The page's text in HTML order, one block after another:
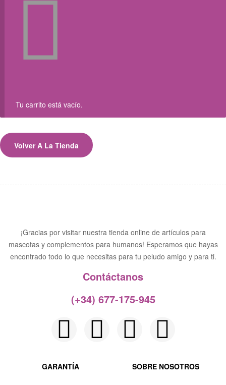
Tu carrito está vacío.
Volver A La Tienda
¡Gracias por visitar nuestra tienda online de artículos para
mascotas y complementos para humanos! Esperamos que hayas
encontrado todo lo que necesitas para tu peludo amigo y para ti.
Contáctanos​
(+34) 677-175-945
GARANTÍA SOBRE NOSOTROS